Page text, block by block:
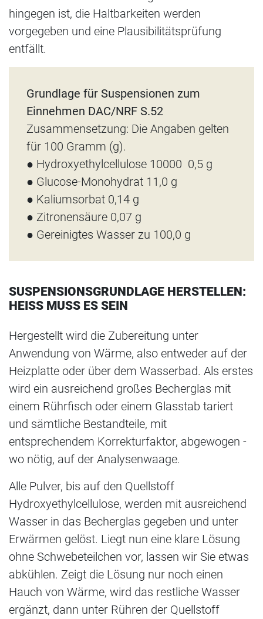
hingegen ist, die Haltbarkeiten werden
vorgegeben und eine Plausibilitätsprüfung
entfällt.
Grundlage für Suspensionen zum
Einnehmen DAC/NRF S.52
Zusammensetzung: Die Angaben gelten
für 100 Gramm (g).
● Hydroxyethylcellulose 10000 0,5 g
● Glucose-Monohydrat 11,0 g
● Kaliumsorbat 0,14 g
● Zitronensäure 0,07 g
● Gereinigtes Wasser zu 100,0 g
SUSPENSIONSGRUNDLAGE HERSTELLEN:
HEISS MUSS ES SEIN
Hergestellt wird die Zubereitung unter
Anwendung von Wärme, also entweder auf der
Heizplatte oder über dem Wasserbad. Als erstes
wird ein ausreichend großes Becherglas mit
einem Rührfisch oder einem Glasstab tariert
und sämtliche Bestandteile, mit
entsprechendem Korrekturfaktor, abgewogen -
wo nötig, auf der Analysenwaage.
Alle Pulver, bis auf den Quellstoff
Hydroxyethylcellulose, werden mit ausreichend
Wasser in das Becherglas gegeben und unter
Erwärmen gelöst. Liegt nun eine klare Lösung
ohne Schwebeteilchen vor, lassen wir Sie etwas
abkühlen. Zeigt die Lösung nur noch einen
Hauch von Wärme, wird das restliche Wasser
ergänzt, dann unter Rühren der Quellstoff